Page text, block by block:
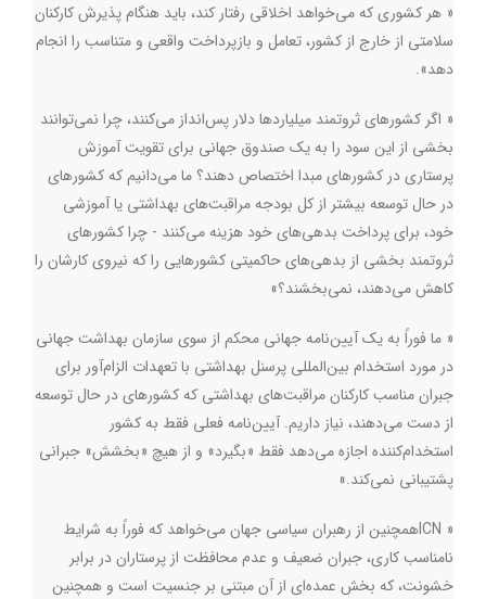
« هر کشوری که می‌خواهد اخلاقی رفتار کند، باید هنگام پذیرش کارکنان
سلامتی از خارج از کشور، تعامل و بازپرداخت واقعی و متناسب را انجام
دهد».
« اگر کشورهای ثروتمند میلیاردها دلار پس‌انداز می‌کنند، چرا نمی‌توانند
بخشی از این سود را به یک صندوق جهانی برای تقویت آموزش
پرستاری در کشورهای مبدا اختصاص دهند؟ ما می‌دانیم که کشورهای
در حال توسعه بیشتر از کل بودجه مراقبت‌های بهداشتی یا آموزشی
خود، برای پرداخت بدهی‌های خود هزینه می‌کنند - چرا کشورهای
ثروتمند بخشی از بدهی‌های حاکمیتی کشورهایی را که نیروی کارشان را
کاهش می‌دهند، نمی‌بخشند؟»
« ما فوراً به یک آیین‌نامه جهانی محکم از سوی سازمان بهداشت جهانی
در مورد استخدام بین‌المللی پرسنل بهداشتی با تعهدات الزام‌آور برای
جبران مناسب کارکنان مراقبت‌های بهداشتی که کشورهای در حال توسعه
از دست می‌دهند، نیاز داریم. آیین‌نامه فعلی فقط به کشور
استخدام‌کننده اجازه می‌دهد فقط «بگیرد» و از هیچ «بخشش» جبرانی
پشتیبانی نمی‌کند.
»
«
ICNهمچنین از رهبران سیاسی جهان می‌خواهد که فوراً به شرایط
نامناسب کاری، جبران ضعیف و عدم محافظت از پرستاران در برابر
خشونت، که بخش عمده‌ای از آن مبتنی بر جنسیت است و همچنین